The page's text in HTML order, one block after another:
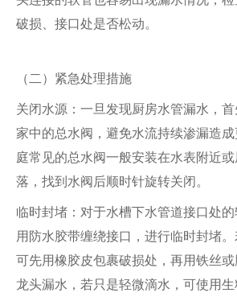
破损、接口处是否松动。
（二）紧急处理措施
关闭水源：一旦发现厨房水管漏水，
家中的总水阀，避免水流持续渗漏造
庭常见的总水阀一般安装在水表附近
落，找到水阀后顺时针旋转关闭。
临时封堵：对于水槽下水管道接口处
用防水胶带缠绕接口，进行临时封堵。
可先用橡胶皮包裹破损处，再用铁丝
龙头漏水，若只是轻微滴水，可使用